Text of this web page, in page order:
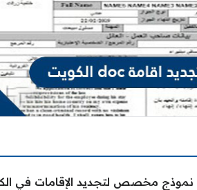
مخصص لتجديد الإقامات في